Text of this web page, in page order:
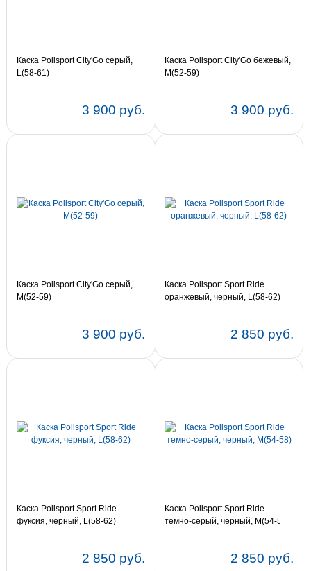
Каска Polisport City'Go серый,
L(58-61)
3 900 руб.
Каска Polisport City'Go бежевый,
M(52-59)
3 900 руб.
Каска Polisport City'Go серый,
M(52-59)
3 900 руб.
Каска Polisport Sport Ride
оранжевый, черный, L(58-62)
2 850 руб.
Каска Polisport Sport Ride
фуксия, черный, L(58-62)
2 850 руб.
Каска Polisport Sport Ride
темно-серый, черный, M(54-58)
2 850 руб.